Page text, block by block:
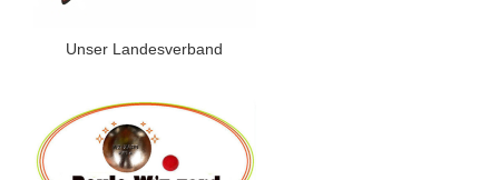
Unser Landesverband